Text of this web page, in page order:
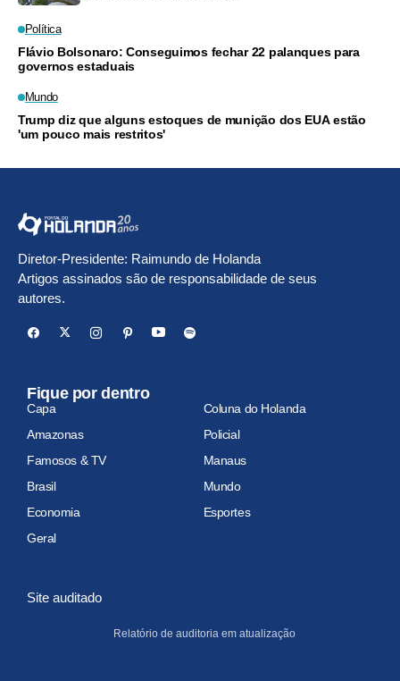
Política
Flávio Bolsonaro: Conseguimos fechar 22 palanques para
governos estaduais
Mundo
Trump diz que alguns estoques de munição dos EUA estão
'um pouco mais restritos'
Diretor-Presidente: Raimundo de Holanda
Artigos assinados são de responsabilidade de seus
autores.
Fique por dentro
Capa
Coluna do Holanda
Amazonas
Policial
Famosos & TV
Manaus
Brasil
Mundo
Economia
Esportes
Geral
Site auditado
Relatório de auditoria em atualização